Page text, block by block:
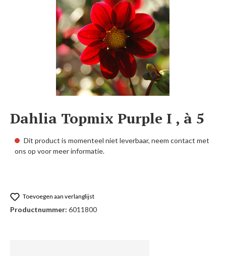
Dahlia Topmix Purple I , à 5
Dit product is momenteel niet leverbaar, neem contact met
ons op voor meer informatie.
Toevoegen aan verlanglijst
Productnummer: 6011800